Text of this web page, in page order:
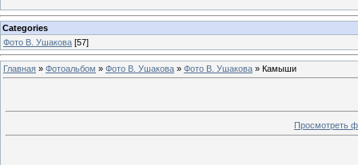
Categories
Фото В. Ушакова [57]
Главная » Фотоальбом » Фото В. Ушакова » Фото В. Ушакова » Камыши
Просмотреть